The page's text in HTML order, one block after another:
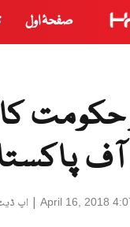
صفحۂ اول
حکومت
April 16, 2018
| اپ